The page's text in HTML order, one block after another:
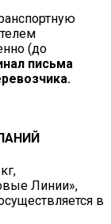
(до
письма
Линии»,
в